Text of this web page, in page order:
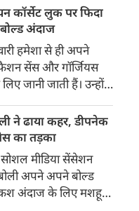
सनी लियोनी की तस्वीरों
से इंतजार करते हैं। इस बार
ने मालदीव वेकेशन से
तस्वीरें शेयर की है।
कॉर्सेट लुक पर फिदा
अंदाज
हमेशा से ही अपने
सेंस और गॉर्जियस
जानी जाती हैं। उन्होंने
दिल जीत लिया है।
बेहद यूनीक और
कॉर्सेट टॉप में
शेयर की है।
ने ढाया कहर, डीपनेक
का तड़का
मीडिया सेंसेशन
अपने अपने बोल्ड
अंदाज के लिए मशहूर